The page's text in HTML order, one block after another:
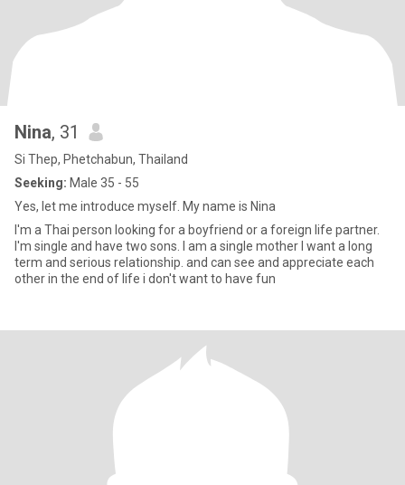
Nina, 31
Si Thep, Phetchabun, Thailand
Seeking: Male 35 - 55
Yes, let me introduce myself. My name is Nina
I'm a Thai person looking for a boyfriend or a foreign life partner.
I'm single and have two sons. I am a single mother I want a long
term and serious relationship. and can see and appreciate each
other in the end of life i don't want to have fun